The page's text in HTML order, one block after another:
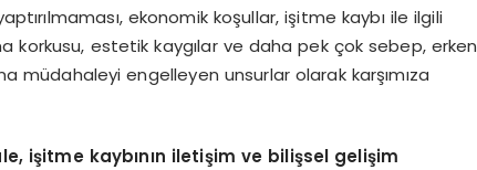
ekonomik koşullar, işitme kaybı ile ilgili
korkusu, estetik kaygılar ve daha pek çok sebep, erken
müdahaleyi engelleyen unsurlar olarak karşımıza
işitme kaybının iletişim ve bilişsel gelişim